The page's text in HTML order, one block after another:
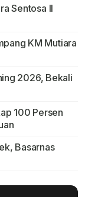
Sentosa II
KM Mutiara
2026, Bekali
100 Persen
Basarnas